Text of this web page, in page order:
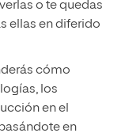
o te quedas
ellas en diferido
cómo
los
en el
en